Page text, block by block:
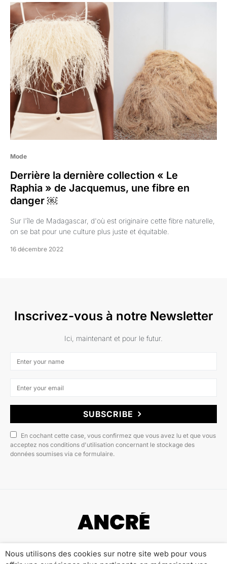
Mode
Derrière la dernière collection « Le
Raphia » de Jacquemus, une fibre en
danger ￼
Sur l'île de Madagascar, d'où est originaire cette fibre naturelle,
on se bat pour une culture plus juste et équitable.
16 décembre 2022
Inscrivez-vous à notre Newsletter
Ici, maintenant et pour le futur.
SUBSCRIBE
En cochant cette case, vous confirmez que vous avez lu et que vous
acceptez nos conditions d'utilisation concernant le stockage des
données soumises via ce formulaire.
Nous utilisons des cookies sur notre site web pour vous